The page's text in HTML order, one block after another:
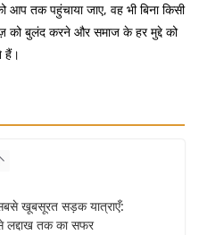
आप तक पहुंचाया जाए, वह भी बिना किसी
को बुलंद करने और समाज के हर मुद्दे को
हैं।
खूबसूरत सड़क यात्राएँ:
से लद्दाख तक का सफर